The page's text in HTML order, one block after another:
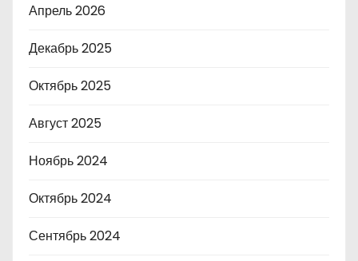
Апрель 2026
Декабрь 2025
Октябрь 2025
Август 2025
Ноябрь 2024
Октябрь 2024
Сентябрь 2024